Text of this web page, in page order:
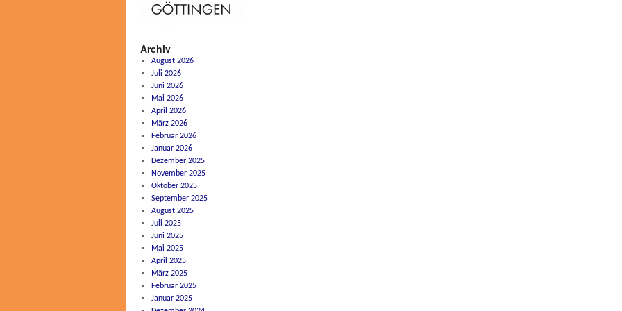
Archiv
August 2026
Juli 2026
Juni 2026
Mai 2026
April 2026
März 2026
Februar 2026
Januar 2026
Dezember 2025
November 2025
Oktober 2025
September 2025
August 2025
Juli 2025
Juni 2025
Mai 2025
April 2025
März 2025
Februar 2025
Januar 2025